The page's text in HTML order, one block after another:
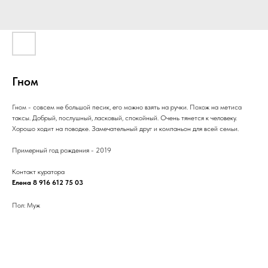
Гном
Гном - совсем не большой песик, его можно взять на ручки. Похож на метиса
таксы. Добрый, послушный, ласковый, спокойный. Очень тянется к человеку.
Хорошо ходит на поводке. Замечательный друг и компаньон для всей семьи.
Примерный год рождения - 2019
Контакт куратора
Елена 8 916 612 75 03
Пол: Муж